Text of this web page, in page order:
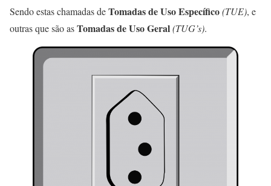
Sendo estas chamadas deTomadas de Uso Específico(TUE), e
outras que são asTomadas de Uso Geral(TUG’s).